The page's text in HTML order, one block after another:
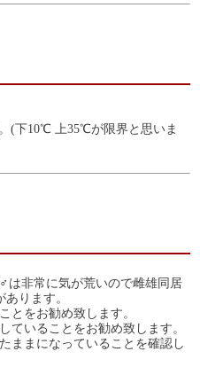
(下10℃ 上35℃が限界と思いま
非常に気が荒いので雌雄同居
ります。
とをお勧め致します。
ていることをお勧め致します。
ままになっていることを確認し